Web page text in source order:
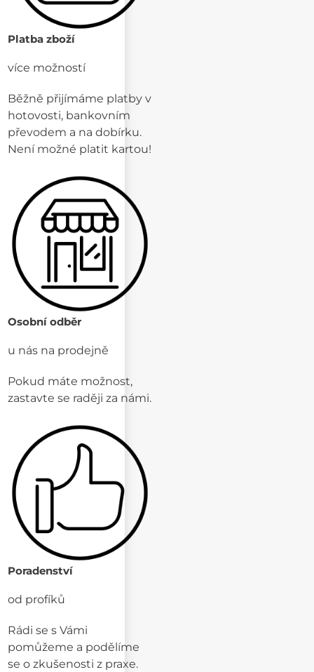
Platba zboží
více možností
Běžně přijímáme platby v
hotovosti, bankovním
převodem a na dobírku.
Není možné platit kartou!
Osobní odběr
u nás na prodejně
Pokud máte možnost,
zastavte se raději za námi.
Poradenství
od profíků
Rádi se s Vámi
pomůžeme a podělíme
se o zkušenosti z praxe.